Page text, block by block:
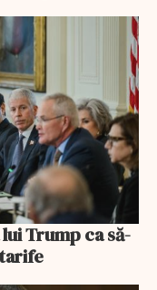
Trump ca să-